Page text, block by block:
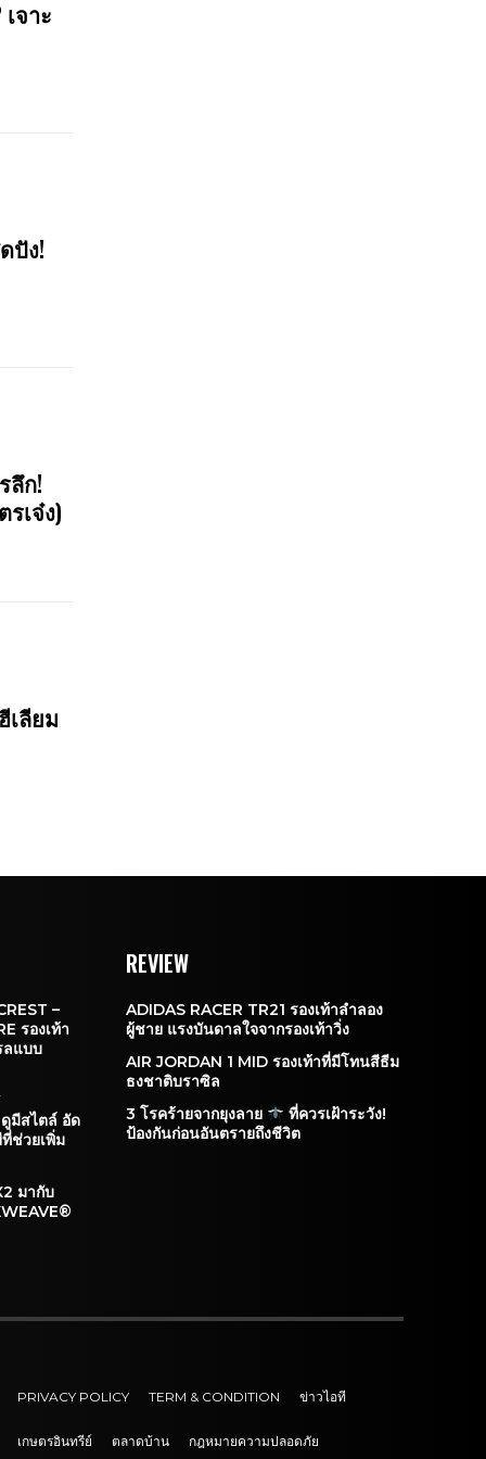
จาะ
ปัง!
ลึก!
เจ๋ง)
เลียม
–
รองเท้า
ลแบบ
มีสไตล์ อัด
ช่วยเพิ่ม
มากับ
REVIEW
ADIDAS RACER TR21 รองเท้าลำลอง
ผู้ชาย แรงบันดาลใจจากรองเท้าวิ่ง
AIR JORDAN 1 MID รองเท้าที่มีโทนสีธีม
ธงชาติบราซิล
3 โรคร้ายจากยุงลาย
ที่ควรเฝ้าระวัง!
ป้องกันก่อนอันตรายถึงชีวิต
PRIVACY POLICY TERM & CONDITION ข่าวไอที
เกษตรอินทรีย์ ตลาดบ้าน กฎหมายความปลอดภัย